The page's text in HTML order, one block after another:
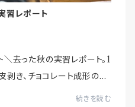
習レポート
去った秋の実習レポート。1
き、チョコレート成形のお
りえ作業に挑戦。YUI WOR
続きを読む